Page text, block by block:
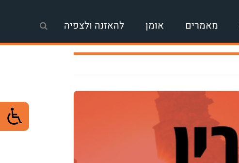
מאמרים אומן להאזנה ולצפיה